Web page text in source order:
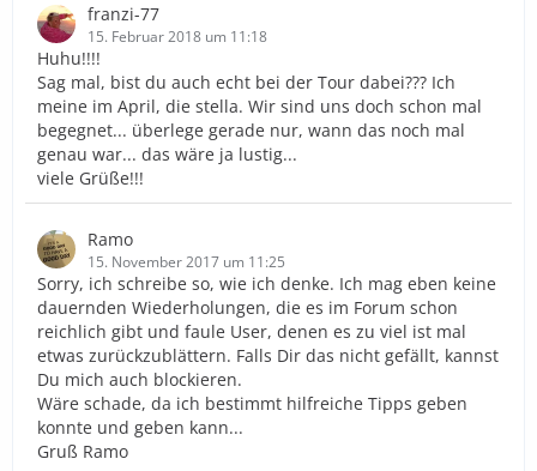
franzi-77
15. Februar 2018 um 11:18
Huhu!!!!
Sag mal, bist du auch echt bei der Tour dabei??? Ich
meine im April, die stella. Wir sind uns doch schon mal
begegnet... überlege gerade nur, wann das noch mal
genau war... das wäre ja lustig...
viele Grüße!!!
Ramo
15. November 2017 um 11:25
Sorry, ich schreibe so, wie ich denke. Ich mag eben keine
dauernden Wiederholungen, die es im Forum schon
reichlich gibt und faule User, denen es zu viel ist mal
etwas zurückzublättern. Falls Dir das nicht gefällt, kannst
Du mich auch blockieren.
Wäre schade, da ich bestimmt hilfreiche Tipps geben
konnte und geben kann...
Gruß Ramo